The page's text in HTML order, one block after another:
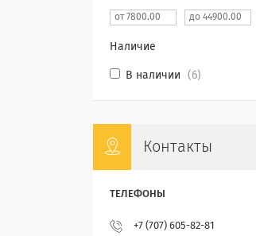
Наличие
В наличии 6
Контакты
+7 (707) 605-82-81